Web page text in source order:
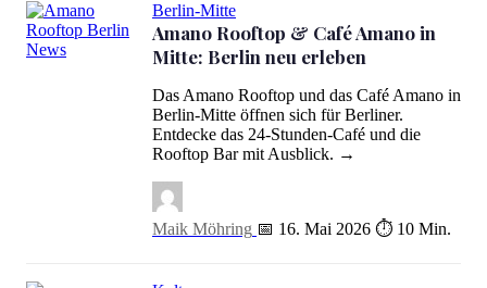
Amano Rooftop & Café Amano in Mitte: Berlin neu erleben
Berlin-Mitte
Amano Rooftop & Café Amano in
Mitte: Berlin neu erleben
Das Amano Rooftop und das Café Amano in
Berlin-Mitte öffnen sich für Berliner.
Entdecke das 24-Stunden-Café und die
Rooftop Bar mit Ausblick. →
Maik Möhring 📅 16. Mai 2026 ⏱ 10 Min.